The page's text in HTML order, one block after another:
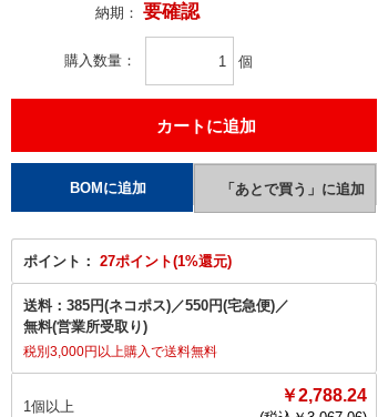
納期： 要確認
購入数量 個
ポイント： 27ポイント(1%還元)
送料： 385円(ネコポス)／550円(宅急便)／
無料(営業所受取り)
税別3,000円以上購入で送料無料
1個以上
￥2,788.24